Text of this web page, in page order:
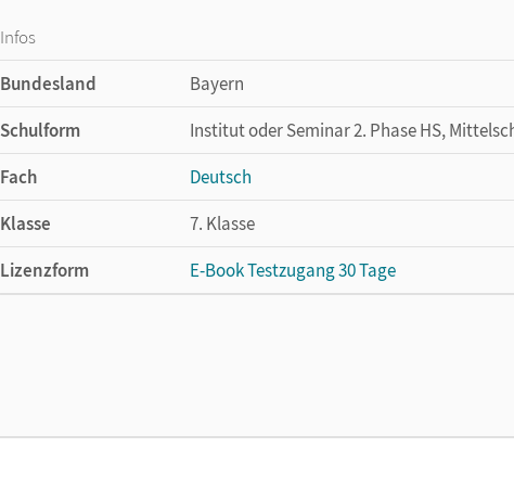
Infos
Bundesland
Bayern
Schulform
Institut oder Seminar 2. Phase HS,
Fach
Deutsch
Klasse
7. Klasse
Lizenzform
E-Book Testzugang 30 Tage